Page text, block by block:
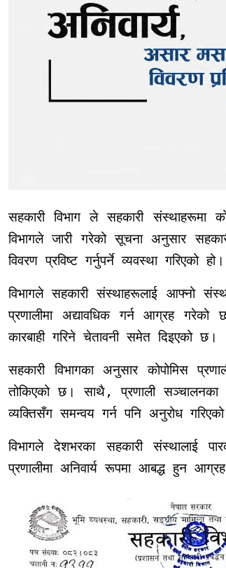
सहकारी विभाग ले सहकारी संस्थाहरूमा
विभागले जारी गरेको सूचना अनुसार
विवरण प्रविष्ट गर्नुपर्ने व्यवस्था गरिएको हो।
विभागले सहकारी संस्थाहरूलाई आफ्नो
प्रणालीमा अद्यावधिक गर्न आग्रह
कारबाही गरिने चेतावनी समेत दिइएको छ।
सहकारी विभागका अनुसार कोपोमिस
तोकिएको छ। साथै, प्रणाली सञ्चालनका
व्यक्तिसँग समन्वय गर्न पनि अनुरोध
विभागले देशभरका सहकारी संस्थालाई
प्रणालीमा अनिवार्य रूपमा आबद्ध हुन